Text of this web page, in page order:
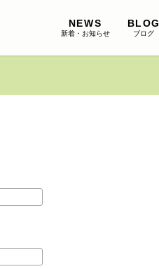
NEWS
新着・お知らせ
BLOG
ブログ